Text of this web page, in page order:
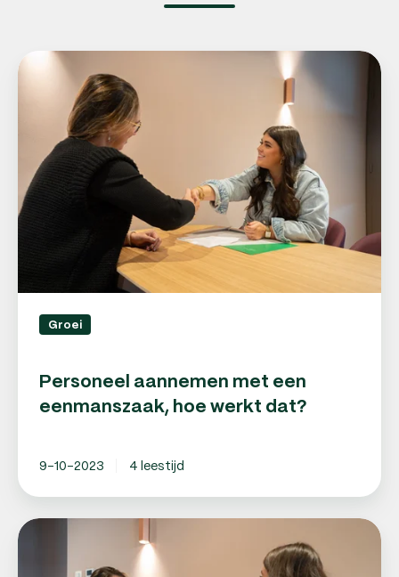
Personeel
aannemen
eenmanszaak,
hoe
werkt
dat?
Groei
Personeel aannemen met een
eenmanszaak, hoe werkt dat?
9-10-2023 4 leestijd
Personeel